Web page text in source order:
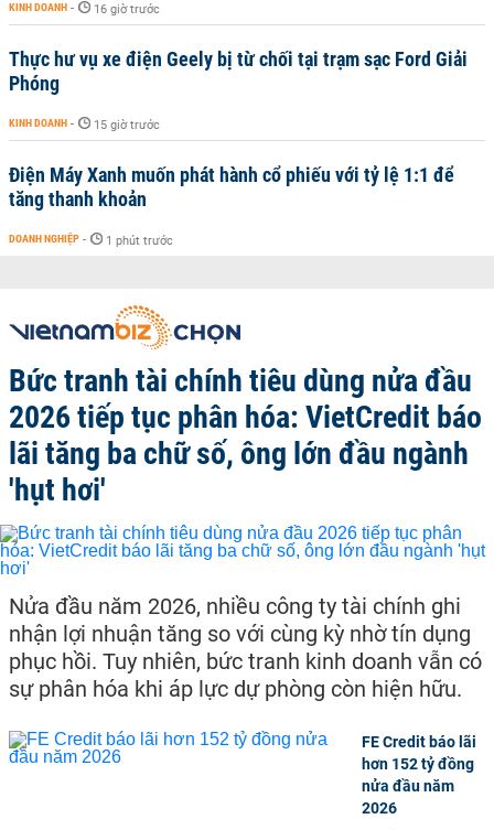
KINH DOANH - 16 giờ trước
Thực hư vụ xe điện Geely bị từ chối tại trạm sạc Ford Giải
Phóng
KINH DOANH - 15 giờ trước
Điện Máy Xanh muốn phát hành cổ phiếu với tỷ lệ 1:1 để
tăng thanh khoản
DOANH NGHIỆP - 1 phút trước
Bức tranh tài chính tiêu dùng nửa đầu
2026 tiếp tục phân hóa: VietCredit báo
lãi tăng ba chữ số, ông lớn đầu ngành
'hụt hơi'
Nửa đầu năm 2026, nhiều công ty tài chính ghi
nhận lợi nhuận tăng so với cùng kỳ nhờ tín dụng
phục hồi. Tuy nhiên, bức tranh kinh doanh vẫn có
sự phân hóa khi áp lực dự phòng còn hiện hữu.
FE Credit báo lãi
hơn 152 tỷ đồng
nửa đầu năm
2026